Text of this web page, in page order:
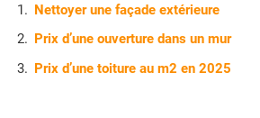
Nettoyer une façade extérieure
Prix d’une ouverture dans un mur
Prix d’une toiture au m2 en 2025